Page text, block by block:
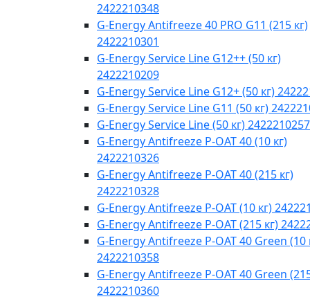
2422210348
G-Energy Antifreeze 40 PRO G11 (215 кг)
2422210301
G-Energy Service Line G12++ (50 кг)
2422210209
G-Energy Service Line G12+ (50 кг)
G-Energy Service Line G11 (50 кг)
G-Energy Service Line (50 кг) 2422210257
G-Energy Antifreeze P-OAT 40 (10 кг)
2422210326
G-Energy Antifreeze P-OAT 40 (215 кг)
2422210328
G-Energy Antifreeze P-OAT (10 кг)
G-Energy Antifreeze P-OAT (215 кг)
G-Energy Antifreeze P-OAT 40 Green (10
2422210358
G-Energy Antifreeze P-OAT 40 Green
2422210360